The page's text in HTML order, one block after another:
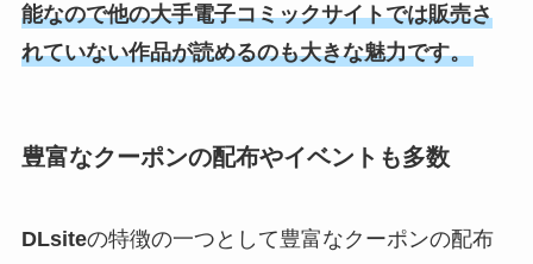
能なので他の大手電子コミックサイトでは販売さ
れていない作品が読めるのも大きな魅力です。
豊富なクーポンの配布やイベントも多数
DLsiteの特徴の一つとして豊富なクーポンの配布